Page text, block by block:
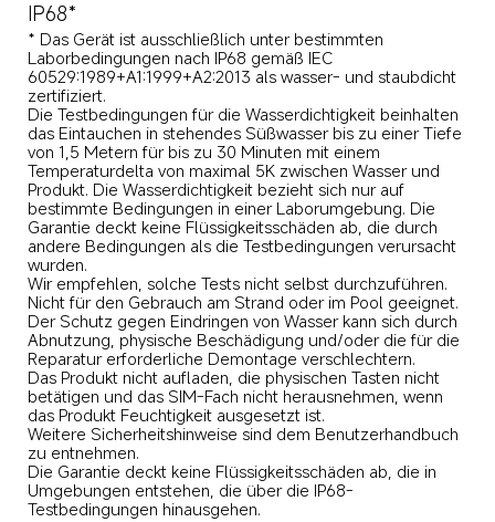
IP68*
* Das Gerät ist ausschließlich unter bestimmten
Laborbedingungen nach IP68 gemäß IEC
60529:1989+A1:1999+A2:2013 als wasser- und staubdicht
zertifiziert.
Die Testbedingungen für die Wasserdichtigkeit beinhalten
das Eintauchen in stehendes Süßwasser bis zu einer Tiefe
von 1,5 Metern für bis zu 30 Minuten mit einem
Temperaturdelta von maximal 5K zwischen Wasser und
Produkt. Die Wasserdichtigkeit bezieht sich nur auf
bestimmte Bedingungen in einer Laborumgebung. Die
Garantie deckt keine Flüssigkeitsschäden ab, die durch
andere Bedingungen als die Testbedingungen verursacht
wurden.
Wir empfehlen, solche Tests nicht selbst durchzuführen.
Nicht für den Gebrauch am Strand oder im Pool geeignet.
Der Schutz gegen Eindringen von Wasser kann sich durch
Abnutzung, physische Beschädigung und/oder die für die
Reparatur erforderliche Demontage verschlechtern.
Das Produkt nicht aufladen, die physischen Tasten nicht
betätigen und das SIM-Fach nicht herausnehmen, wenn
das Produkt Feuchtigkeit ausgesetzt ist.
Weitere Sicherheitshinweise sind dem Benutzerhandbuch
zu entnehmen.
Die Garantie deckt keine Flüssigkeitsschäden ab, die in
Umgebungen entstehen, die über die IP68-
Testbedingungen hinausgehen.